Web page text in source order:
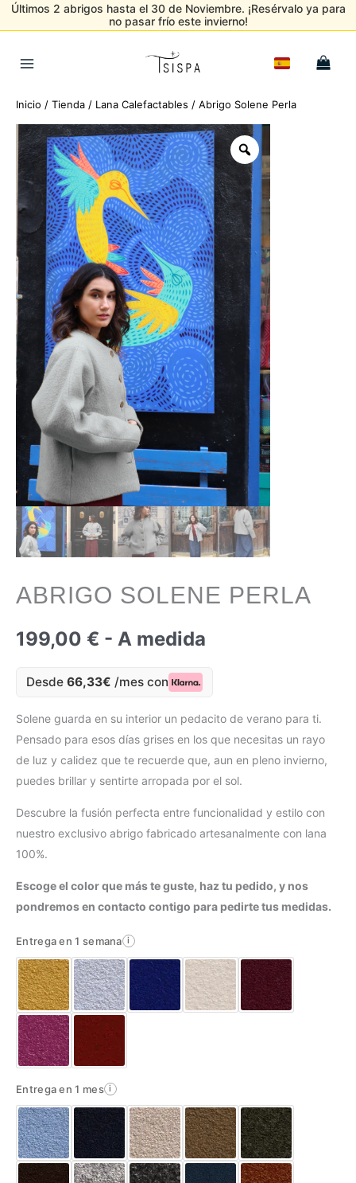
Últimos 2 abrigos hasta el 30 de Noviembre. ¡Resérvalo ya para
no pasar frío este invierno!
Menu
Inicio / Tienda / Lana Calefactables / Abrigo Solene Perla
ABRIGO SOLENE PERLA
199,00 € - A medida
Desde 66,33€ /mes con
Solene guarda en su interior un pedacito de verano para ti.
Pensado para esos días grises en los que necesitas un rayo
de luz y calidez que te recuerde que, aun en pleno invierno,
puedes brillar y sentirte arropada por el sol.
Descubre la fusión perfecta entre funcionalidad y estilo con
nuestro exclusivo abrigo fabricado artesanalmente con lana
100%.
Escoge el color que más te guste, haz tu pedido, y nos
pondremos en contacto contigo para pedirte tus medidas.
Entrega en 1 semana i
Entrega en 1 mes i